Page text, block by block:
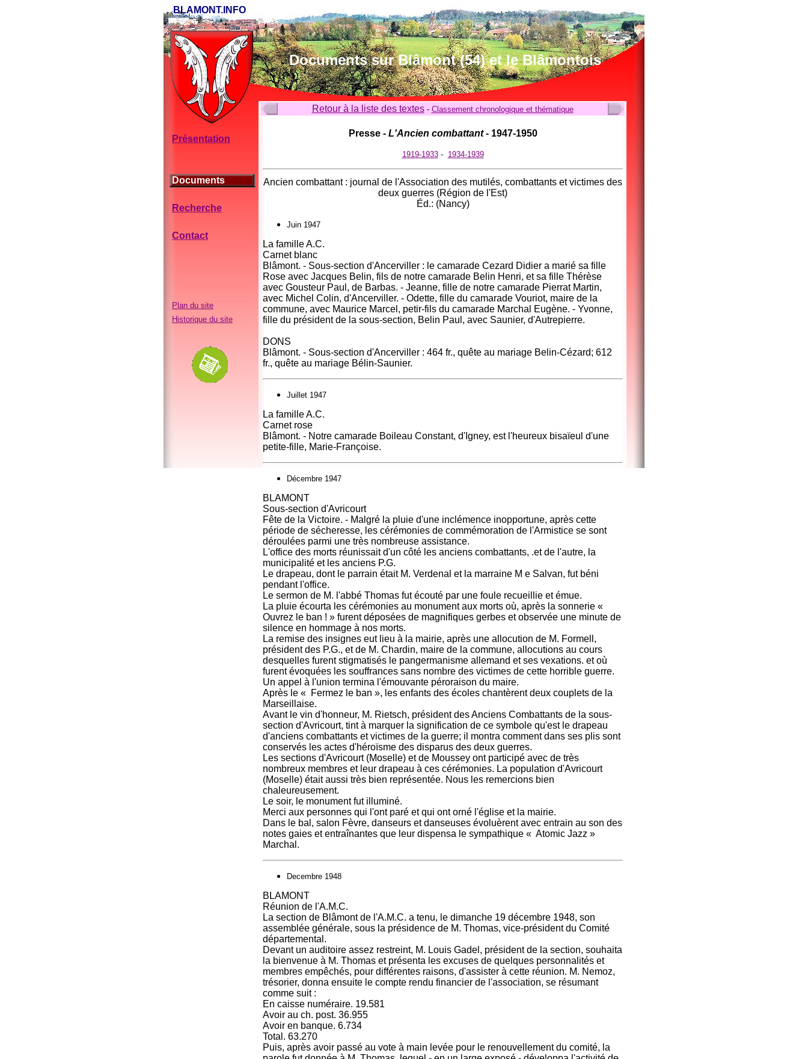
BLAMONT.INFO
Documents sur Blâmont (54) et le Blâmontois
Présentation
Documents
Recherche
Contact
Plan du site
Historique du site
Retour à la liste des textes- Classement chronologique et thématique
Presse - L'Ancien combattant- 1947-1950
1919-1933- 1934-1939
Ancien combattant : journal de l'Association des mutilés, combattants et victimes des
deux guerres (Région de l'Est)
Éd.: (Nancy)
Juin 1947
La famille A.C.
Carnet blanc
Blâmont. - Sous-section d'Ancerviller : le camarade Cezard Didier a marié sa fille
Rose avec Jacques Belin, fils de notre camarade Belin Henri, et sa fille Thérèse
avec Gousteur Paul, de Barbas. - Jeanne, fille de notre camarade Pierrat Martin,
avec Michel Colin, d'Ancerviller. - Odette, fille du camarade Vouriot, maire de la
commune, avec Maurice Marcel, petir-fils du camarade Marchal Eugène. - Yvonne,
fille du président de la sous-section, Belin Paul, avec Saunier, d'Autrepierre.
DONS
Blâmont. - Sous-section d'Ancerviller : 464 fr., quête au mariage Belin-Cézard; 612
fr., quête au mariage Bélin-Saunier.
Juillet 1947
La famille A.C.
Carnet rose
Blâmont. - Notre camarade Boileau Constant, d'Igney, est l'heureux bisaïeul d'une
petite-fille, Marie-Françoise.
Décembre 1947
BLAMONT
Sous-section d'Avricourt
Fête de la Victoire. - Malgré la pluie d'une inclémence inopportune, après cette
période de sécheresse, les cérémonies de commémoration de l'Armistice se sont
déroulées parmi une très nombreuse assistance.
L'office des morts réunissait d'un côté les anciens combattants, .et de l'autre, la
municipalité et les anciens P.G.
Le drapeau, dont le parrain était M. Verdenal et la marraine M e Salvan, fut béni
pendant l'office.
Le sermon de M. l'abbé Thomas fut écouté par une foule recueillie et émue.
La pluie écourta les cérémonies au monument aux morts où, après la sonnerie «
Ouvrez le ban ! » furent déposées de magnifiques gerbes et observée une minute de
silence en hommage à nos morts.
La remise des insignes eut lieu à la mairie, après une allocution de M. Formell,
président des P.G., et de M. Chardin, maire de la commune, allocutions au cours
desquelles furent stigmatisés le pangermanisme allemand et ses vexations. et où
furent évoquées les souffrances sans nombre des victimes de cette horrible guerre.
Un appel à l'union termina l'émouvante péroraison du maire.
Après le « Fermez le ban », les enfants des écoles chantèrent deux couplets de la
Marseillaise.
Avant le vin d'honneur, M. Rietsch, président des Anciens Combattants de la sous-
section d'Avricourt, tint à marquer la signification de ce symbole qu'est le drapeau
d'anciens combattants et victimes de la guerre; il montra comment dans ses plis sont
conservés les actes d'héroïsme des disparus des deux guerres.
Les sections d'Avricourt (Moselle) et de Moussey ont participé avec de très
nombreux membres et leur drapeau à ces cérémonies. La population d'Avricourt
(Moselle) était aussi très bien représentée. Nous les remercions bien
chaleureusement.
Le soir, le monument fut illuminé.
Merci aux personnes qui l'ont paré et qui ont orné l'église et la mairie.
Dans le bal, salon Fèvre, danseurs et danseuses évoluèrent avec entrain au son des
notes gaies et entraînantes que leur dispensa le sympathique « Atomic Jazz »
Marchal.
Decembre 1948
BLAMONT
Réunion de l'A.M.C.
La section de Blâmont de l'A.M.C. a tenu, le dimanche 19 décembre 1948, son
assemblée générale, sous la présidence de M. Thomas, vice-président du Comité
départemental.
Devant un auditoire assez restreint, M. Louis Gadel, président de la section, souhaita
la bienvenue à M. Thomas et présenta les excuses de quelques personnalités et
membres empêchés, pour différentes raisons, d'assister à cette réunion. M. Nemoz,
trésorier, donna ensuite le compte rendu financier de l'association, se résumant
comme suit :
En caisse numéraire. 19.581
Avoir au ch. post. 36.955
Avoir en banque. 6.734
Total. 63.270
Puis, après avoir passé au vote à main levée pour le renouvellement du comité, la